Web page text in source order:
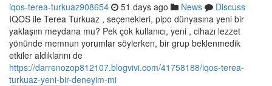
iqos-terea-turkuaz908654 51 days ago News
Discuss
IQOS ile Terea Turkuaz , seçenekleri, pipo dünyasına yeni bir
yaklaşım meydana mu? Pek çok kullanıcı, yeni , cihazı lezzet
yönünde memnun yorumlar söylerken, bir grup beklenmedik
etkiler aldıklarını de
https://darrenozop812107.blogvivi.com/41758188/iqos-terea-
turkuaz-yeni-bir-deneyim-mi